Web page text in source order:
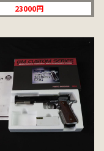
23000円